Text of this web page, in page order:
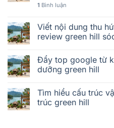
1 Bình luận
Viết nội dung thu
review green hill
Đẩy top google từ
dưỡng green hill
Tìm hiểu cấu trúc
trúc green hill